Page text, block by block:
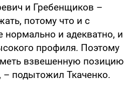
и Гребенщиков –
потому что и с
нормально и адекватно, и
профиля. Поэтому
взвешенную позицию
– подытожил Ткаченко.